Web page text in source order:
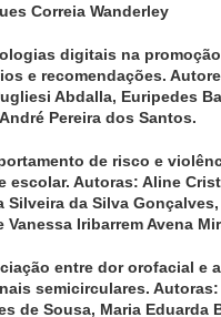
Correia Wanderley
digitais na
e recomendações.
Abdalla, Euripedes
Pereira dos Santos.
de risco e
escolar. Autoras: Aline
da Silva
Iribarrem Avena
entre dor orofacial e
semicirculares. Autoras:
de Sousa, Maria Eduarda